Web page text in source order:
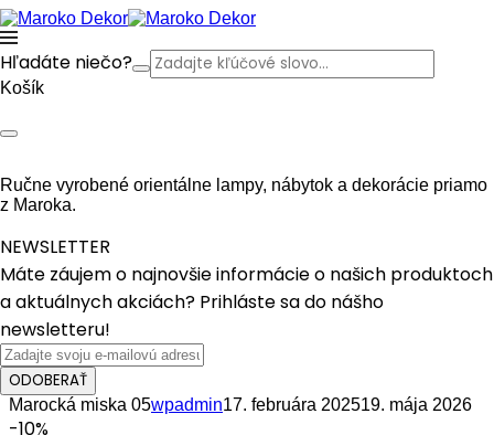
Hľadáte niečo?
Košík
Ručne vyrobené orientálne lampy, nábytok a dekorácie priamo
z Maroka.
NEWSLETTER
Máte záujem o najnovšie informácie o našich produktoch
a aktuálnych akciách? Prihláste sa do nášho
newsletteru!
ODOBERAŤ
Marocká miska 05wpadmin17. februára 202519. mája 2026
-10%